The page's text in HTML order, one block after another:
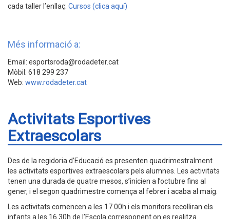
cada taller l’enllaç: Cursos (clica aquí)
Més informació a:
Email: esportsroda@rodadeter.cat
Mòbil: 618 299 237
Web: www.rodadeter.cat
Activitats Esportives
Extraescolars
Des de la regidoria d’Educació es presenten quadrimestralment
les activitats esportives extraescolars pels alumnes. Les activitats
tenen una durada de quatre mesos, s’inicien a l’octubre fins al
gener, i el segon quadrimestre comença al febrer i acaba al maig.
Les activitats comencen a les 17.00h i els monitors recolliran els
infants a les 16.30h de l’Escola corresponent on es realitza